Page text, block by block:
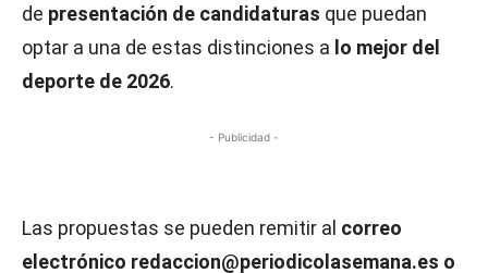
de presentación de candidaturas que puedan
optar a una de estas distinciones a lo mejor del
deporte de 2026.
- Publicidad -
Las propuestas se pueden remitir al correo
electrónico redaccion@periodicolasemana.es o